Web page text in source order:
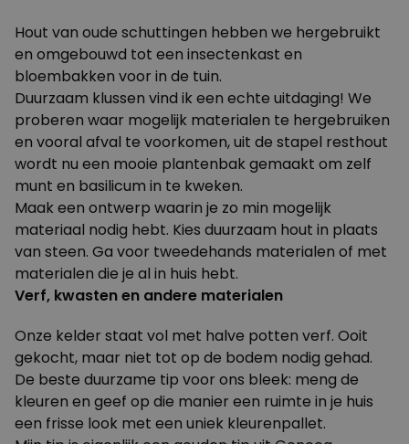
Hout van oude schuttingen hebben we hergebruikt
en omgebouwd tot een insectenkast en
bloembakken voor in de tuin.
Duurzaam klussen vind ik een echte uitdaging! We
proberen waar mogelijk materialen te hergebruiken
en vooral afval te voorkomen, uit de stapel resthout
wordt nu een mooie plantenbak gemaakt om zelf
munt en basilicum in te kweken.
Maak een ontwerp waarin je zo min mogelijk
materiaal nodig hebt. Kies duurzaam hout in plaats
van steen. Ga voor tweedehands materialen of met
materialen die je al in huis hebt.
Verf, kwasten en andere materialen
Onze kelder staat vol met halve potten verf. Ooit
gekocht, maar niet tot op de bodem nodig gehad.
De beste duurzame tip voor ons bleek: meng de
kleuren en geef op die manier een ruimte in je huis
een frisse look met een uniek kleurenpallet.